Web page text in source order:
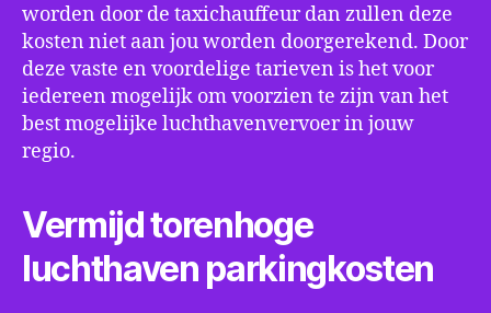
worden door de taxichauffeur dan zullen deze
kosten niet aan jou worden doorgerekend. Door
deze vaste en voordelige tarieven is het voor
iedereen mogelijk om voorzien te zijn van het
best mogelijke luchthavenvervoer in jouw
regio.
Vermijd torenhoge
luchthaven parkingkosten